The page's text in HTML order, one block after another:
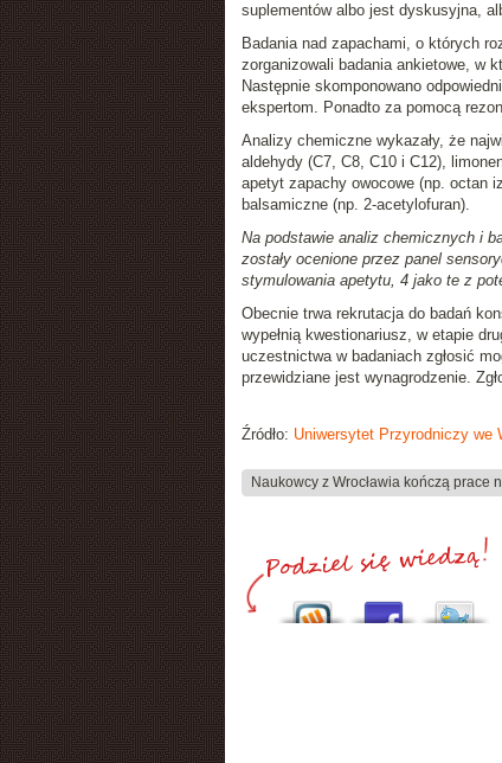
suplementów albo jest dyskusyjna,
Badania nad zapachami, o których
zorganizowali badania ankietowe, w
Następnie skomponowano
ekspertom. Ponadto za pomocą
Analizy chemiczne wykazały, że
aldehydy (C7, C8, C10 i C12),
apetyt zapachy owocowe (np. octan
balsamiczne (np. 2-acetylofuran).
Na podstawie analiz chemicznych i
zostały ocenione przez panel
stymulowania apetytu, 4 jako te z
Obecnie trwa rekrutacja do badań
wypełnią kwestionariusz, w etapie
uczestnictwa w badaniach zgłosić
przewidziane jest wynagrodzenie.
Źródło: Uniwersytet Przyrodniczy we
Naukowcy z Wrocławia kończą